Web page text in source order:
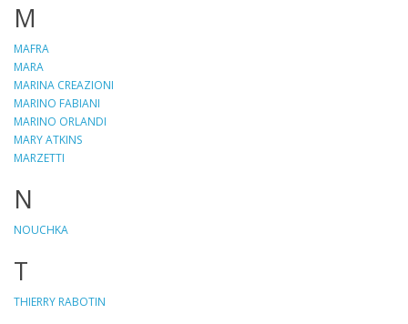
M
MAFRA
MARA
MARINA CREAZIONI
MARINO FABIANI
MARINO ORLANDI
MARY ATKINS
MARZETTI
N
NOUCHKA
T
THIERRY RABOTIN